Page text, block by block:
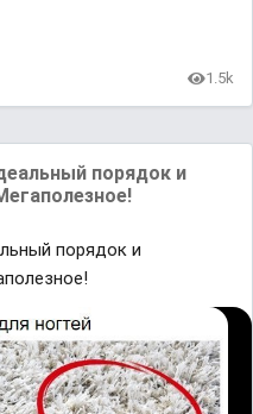
1.5k
порядок и
порядок и